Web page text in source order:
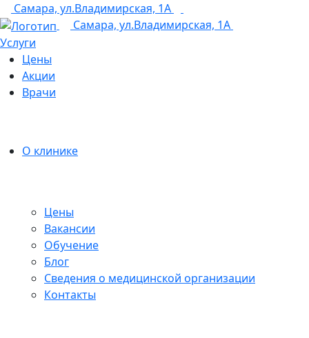
Самара, ул.Владимирская, 1А
Самара, ул.Владимирская, 1А
Услуги
Цены
Акции
Врачи
О клинике
Цены
Вакансии
Обучение
Блог
Сведения о медицинской организации
Контакты